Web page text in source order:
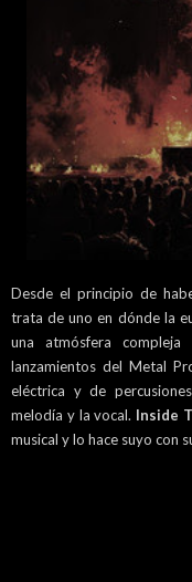
Desde el principio de
trata de uno en dónde la
una atmósfera
lanzamientos del Metal
eléctrica y de
melodía y la vocal. Inside
musical y lo hace suyo con